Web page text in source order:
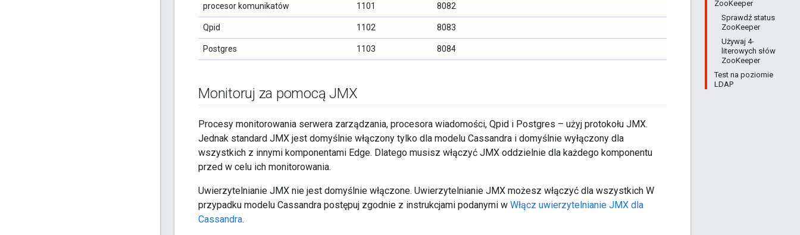
ZooKeeper
Sprawdź status
ZooKeeper
Używaj 4-
literowych słów
ZooKeeper
Test na poziomie
LDAP
procesor komunikatów 1101 8082
Qpid 1102 8083
Postgres 1103 8084
Monitoruj za pomocą JMX
Procesy monitorowania serwera zarządzania, procesora wiadomości, Qpid i Postgres – użyj protokołu JMX.
Jednak standard JMX jest domyślnie włączony tylko dla modelu Cassandra i domyślnie wyłączony dla
wszystkich z innymi komponentami Edge. Dlatego musisz włączyć JMX oddzielnie dla każdego komponentu
przed w celu ich monitorowania.
Uwierzytelnianie JMX nie jest domyślnie włączone. Uwierzytelnianie JMX możesz włączyć dla wszystkich W
przypadku modelu Cassandra postępuj zgodnie z instrukcjami podanymi w Włącz uwierzytelnianie JMX dla
Cassandra.